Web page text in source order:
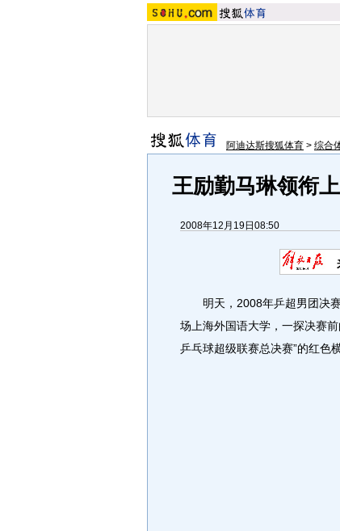
阿迪达斯搜狐体育 > 综合
王励勤马琳领衔
2008年12月19日08:50
明天，2008年乒超男团决赛
场上海外国语大学，一探决赛
乒乓球超级联赛总决赛”的红色